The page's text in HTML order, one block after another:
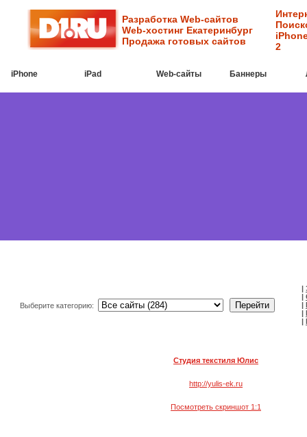
Разработка Web-сайтов
Web-хостинг Екатеринбург
Продажа готовых сайтов
2
iPhone iPad Web-cайты Баннеры
Выберите категорию:
|
|
|
|
|
Студия текстиля Юлис
http://yulis-ek.ru
Посмотреть скриншот 1:1